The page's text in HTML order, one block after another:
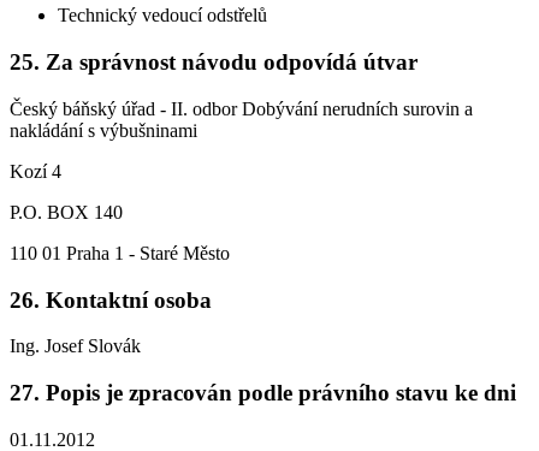
Technický vedoucí odstřelů
25. Za správnost návodu odpovídá útvar
Český báňský úřad - II. odbor Dobývání nerudních surovin a
nakládání s výbušninami
Kozí 4
P.O. BOX 140
110 01 Praha 1 - Staré Město
26. Kontaktní osoba
Ing. Josef Slovák
27. Popis je zpracován podle právního stavu ke dni
01.11.2012